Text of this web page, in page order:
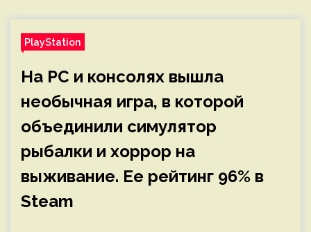
PlayStation
На PC и консолях вышла
необычная игра, в которой
объединили симулятор
рыбалки и хоррор на
выживание. Ее рейтинг 96% в
Steam